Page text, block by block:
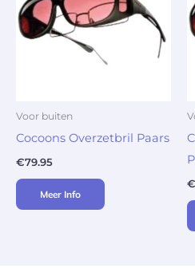
Voor buiten
Cocoons Overzetbril Paars
€79.95
Meer Info
€